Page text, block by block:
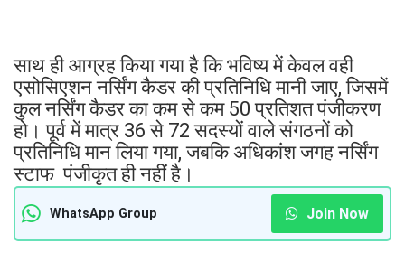
साथ ही आग्रह किया गया है कि भविष्य में केवल वही
एसोसिएशन नर्सिंग कैडर की प्रतिनिधि मानी जाए, जिसमें
कुल नर्सिंग कैडर का कम से कम 50 प्रतिशत पंजीकरण
हो। पूर्व में मात्र 36 से 72 सदस्यों वाले संगठनों को
प्रतिनिधि मान लिया गया, जबकि अधिकांश जगह नर्सिंग
स्टाफ पंजीकृत ही नहीं है।
WhatsApp Group Join Now